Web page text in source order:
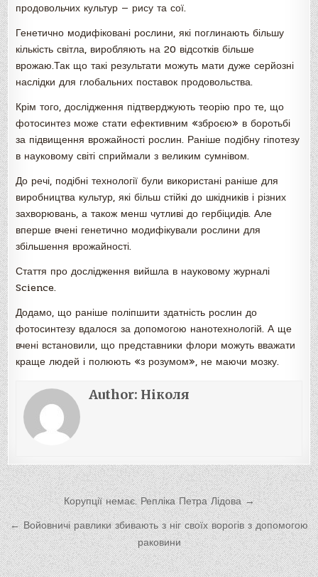
продовольчих культур — рису та сої.
Генетично модифіковані рослини, які поглинають більшу
кількість світла, виробляють на 20 відсотків більше
врожаю.Так що такі результати можуть мати дуже серйозні
наслідки для глобальних поставок продовольства.
Крім того, дослідження підтверджують теорію про те, що
фотосинтез може стати ефективним «зброєю» в боротьбі
за підвищення врожайності рослин. Раніше подібну гіпотезу
в науковому світі сприймали з великим сумнівом.
До речі, подібні технології були використані раніше для
виробництва культур, які більш стійкі до шкідників і різних
захворювань, а також менш чутливі до гербіцидів. Але
вперше вчені генетично модифікували рослини для
збільшення врожайності.
Стаття про дослідження вийшла в науковому журналі
Science.
Додамо, що раніше поліпшити здатність рослин до
фотосинтезу вдалося за допомогою нанотехнологій. А ще
вчені встановили, що представники флори можуть вважати
краще людей і полюють «з розумом», не маючи мозку.
Author: Ніколя
Навигация
по
записям
Корупції немає. Репліка Петра Лідова →
← Войовничі равлики збивають з ніг своїх ворогів з допомогою
раковини